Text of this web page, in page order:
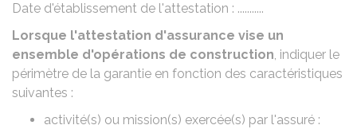
Date d'établissement de l'attestation : ...........
Lorsque l'attestation d'assurance vise un
ensemble d'opérations de construction, indiquer le
périmètre de la garantie en fonction des caractéristiques
suivantes :
activité(s) ou mission(s) exercée(s) par l'assuré :